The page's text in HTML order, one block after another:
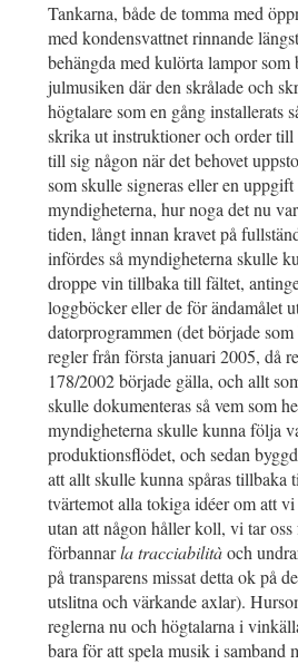
Tankarna, både de tomma med
med kondensvattnet rinnande
behängda med kulörta lampor
julmusiken där den skrålade och
högtalare som en gång installerats
skrika ut instruktioner och order
till sig någon när det behovet
som skulle signeras eller en
myndigheterna, hur noga det nu
tiden, långt innan kravet på
infördes så myndigheterna skulle
droppe vin tillbaka till fältet,
loggböcker eller de för ändamålet
datorprogrammen (det började
regler från första januari 2005, då
178/2002 började gälla, och allt
skulle dokumenteras så vem som
myndigheterna skulle kunna följa
produktionsflödet, och sedan
att allt skulle kunna spåras tillbaka
tvärtemot alla tokiga idéer om att
utan att någon håller koll, vi tar
förbannarla tracciabilitàoch
på transparens missat detta ok på
utslitna och värkande axlar).
reglerna nu och högtalarna i
bara för att spela musik i samband